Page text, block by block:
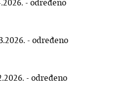
- određeno
- određeno
- određeno